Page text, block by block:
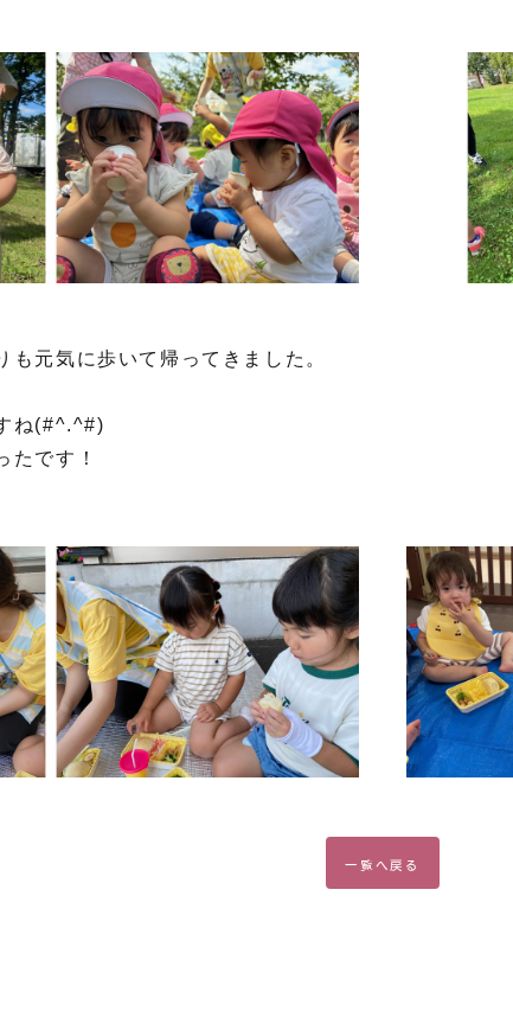
も元気に歩いて帰ってきました。
ね(#^.^#)
たです！
一覧 へ戻る